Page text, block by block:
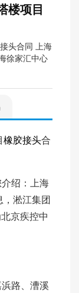
楼项目
头合同 上海
徐家汇中心
橡胶接头合
介绍：上海
淞江集团
京疾控中
路、漕溪